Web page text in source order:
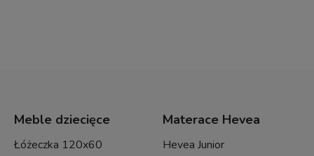
Meble dziecięce
Łóżeczka 120x60
Materace Hevea
Hevea Junior